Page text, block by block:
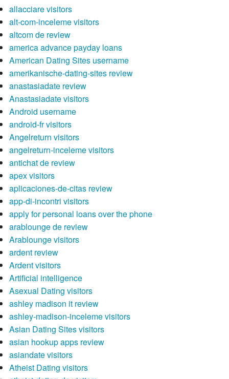
allacciare visitors
alt-com-inceleme visitors
altcom de review
america advance payday loans
American Dating Sites username
amerikanische-dating-sites review
anastasiadate review
Anastasiadate visitors
Android username
android-fr visitors
Angelreturn visitors
angelreturn-inceleme visitors
antichat de review
apex visitors
aplicaciones-de-citas review
app-di-incontri visitors
apply for personal loans over the phone
arablounge de review
Arablounge visitors
ardent review
Ardent visitors
Artificial intelligence
Asexual Dating visitors
ashley madison it review
ashley-madison-inceleme visitors
Asian Dating Sites visitors
asian hookup apps review
asiandate visitors
Atheist Dating visitors